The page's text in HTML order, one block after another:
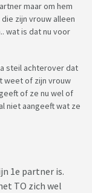
maar om hem
zijn vrouw alleen
wat is dat nu voor
steil achterover dat
weet of zijn vrouw
of ze nu wel of
niet aangeeft wat ze
1e partner is.
TO zich wel